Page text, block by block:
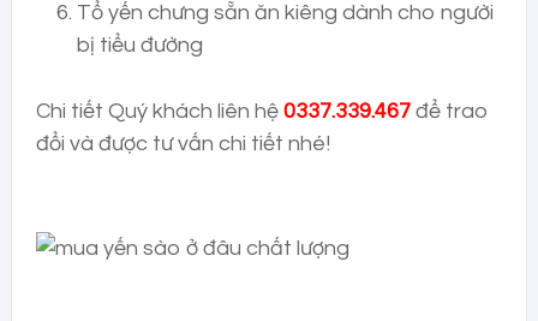
Tổ yến chưng sẵn ăn kiêng dành cho người
bị tiểu đường
Chi tiết Quý khách liên hệ 0337.339.467để trao
đổi và được tư vấn chi tiết nhé!